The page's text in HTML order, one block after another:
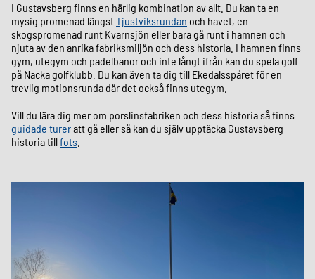
I Gustavsberg finns en härlig kombination av allt. Du kan ta en
mysig promenad längstTjustviksrundan och havet, en
skogspromenad runt Kvarnsjön eller bara gå runt i hamnen och
njuta av den anrika fabriksmiljön och dess historia. I hamnen finns
gym, utegym och padelbanor och inte långt ifrån kan du spela golf
på Nacka golfklubb. Du kan även ta dig till Ekedalsspåret för en
trevlig motionsrunda där det också finns utegym.
Vill du lära dig mer om porslinsfabriken och dess historia så finns
guidade tureratt gå eller så kan du själv upptäcka Gustavsberg
historia tillfots